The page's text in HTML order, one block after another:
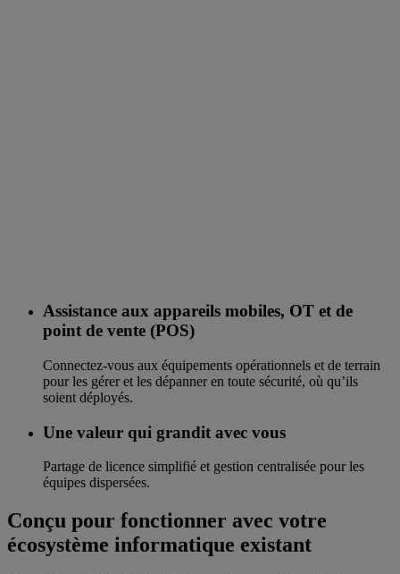
Assistance aux appareils mobiles, OT et de
point de vente (POS)
Connectez-vous aux équipements opérationnels et de terrain
pour les gérer et les dépanner en toute sécurité, où qu’ils
soient déployés.
Une valeur qui grandit avec vous
Partage de licence simplifié et gestion centralisée pour les
équipes dispersées.
Conçu pour fonctionner avec votre
écosystème informatique existant